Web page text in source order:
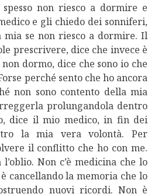
spesso non riesco a dormire e
e gli chiedo dei sonniferi,
mia se non riesco a dormire. Il
prescrivere, dice che invece è
dormo, dice che sono io che
perché sento che ho ancora
non sono contento della mia
prolungandola dentro
dice il mio medico, in fin dei
la mia vera volontà. Per
il conflitto che ho con me.
l’oblio. Non c’è medicina che lo
cancellando la memoria che lo
nuovi ricordi. Non è